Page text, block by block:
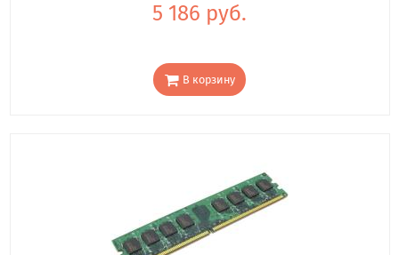
5 186 руб.
В корзину